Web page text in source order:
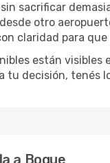
sacrificar
otro
claridad para
están visibles
tu decisión, tenés
a Bogue